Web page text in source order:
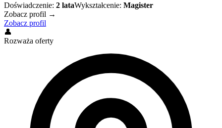
Doświadczenie: 2 lataWykształcenie: Magister
Zobacz profil →
Zobacz profil
👤
Rozważa oferty